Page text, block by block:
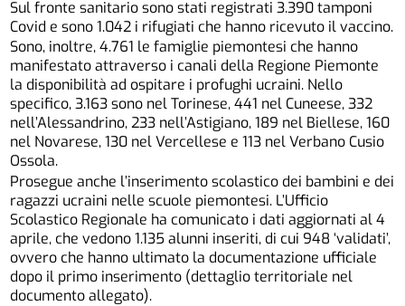
Sul fronte sanitario sono stati registrati 3.390 tamponi
Covid e sono 1.042 i rifugiati che hanno ricevuto il vaccino.
Sono, inoltre, 4.761 le famiglie piemontesi che hanno
manifestato attraverso i canali della Regione Piemonte
la disponibilità ad ospitare i profughi ucraini. Nello
specifico, 3.163 sono nel Torinese, 441 nel Cuneese, 332
nell’Alessandrino, 233 nell’Astigiano, 189 nel Biellese, 160
nel Novarese, 130 nel Vercellese e 113 nel Verbano Cusio
Ossola.
Prosegue anche l’inserimento scolastico dei bambini e dei
ragazzi ucraini nelle scuole piemontesi. L’Ufficio
Scolastico Regionale ha comunicato i dati aggiornati al 4
aprile, che vedono 1.135 alunni inseriti, di cui 948 ‘validati’,
ovvero che hanno ultimato la documentazione ufficiale
dopo il primo inserimento (dettaglio territoriale nel
documento allegato).